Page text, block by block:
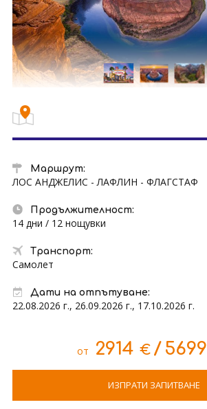
Маршрут:
ЛОС АНДЖЕЛИС - ЛАФЛИН - ФЛАГСТАФ
Продължителност:
14 дни / 12 нощувки
Транспорт:
Самолет
Дати на отпътуване:
22.08.2026 г., 26.09.2026 г., 17.10.2026 г.
от 2914 € / 5699
ИЗПРАТИ ЗАПИТВАНЕ